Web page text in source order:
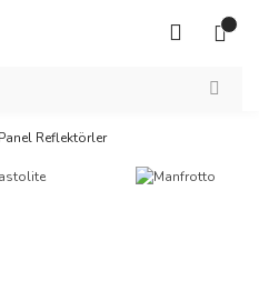
Panel Reflektörler